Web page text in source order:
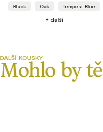
Black Oak Tempest Blue
+ další